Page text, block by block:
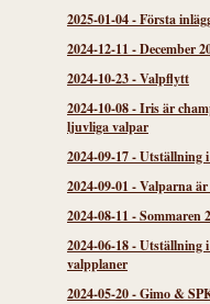
2025-01-04-Första
2024-12-11 -December
2024-10-23-Valpflytt
2024-10-08-Iris är
ljuvliga valpar
2024-09-17-Utställning
2024-09-01 -Valparna
2024-08-11 -Sommaren
2024-06-18-Utställning
valpplaner
2024-05-20-Gimo &